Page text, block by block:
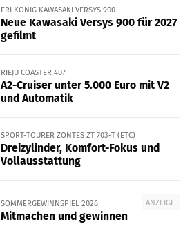
ERLKÖNIG KAWASAKI VERSYS 900
Neue Kawasaki Versys 900 für 2027
gefilmt
RIEJU COASTER 407
A2-Cruiser unter 5.000 Euro mit V2
und Automatik
SPORT-TOURER ZONTES ZT 703-T (ETC)
Dreizylinder, Komfort-Fokus und
Vollausstattung
ANZEIGE
SOMMERGEWINNSPIEL 2026
Mitmachen und gewinnen